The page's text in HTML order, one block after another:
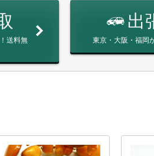
送料無
出
東京・大阪・福岡